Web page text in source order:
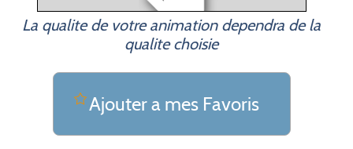
La qualite de votre animation dependra de la
qualite choisie
Ajouter a mes Favoris